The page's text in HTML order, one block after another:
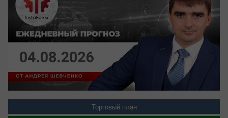
Торговый план